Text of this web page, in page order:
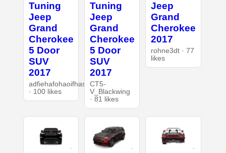
Tuning
Jeep
Grand
Cherokee
5 Door
SUV
2017
adfiehafohaoifhasd
· 100 likes
Tuning
Jeep
Grand
Cherokee
5 Door
SUV
2017
CT5-
V_Blackwing
· 81 likes
Jeep
Grand
Cherokee
2017
rohne3dt · 77
likes